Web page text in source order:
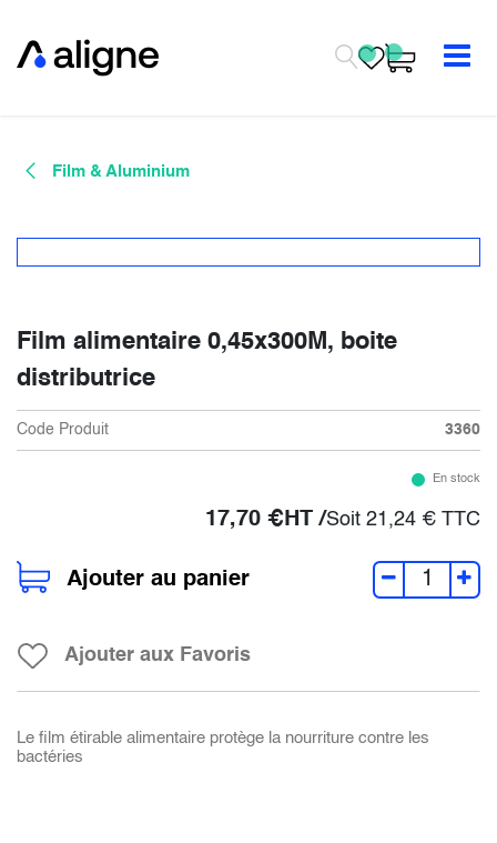
Film & Aluminium
Film alimentaire 0,45x300M, boite
distributrice
Code Produit 3360
En stock
17,70 €HT /Soit 21,24 € TTC
Ajouter au panier
Ajouter aux Favoris
Le film étirable alimentaire protège la nourriture contre les
bactéries